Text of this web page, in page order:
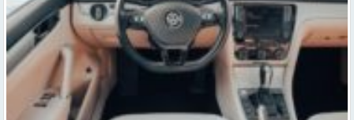
Volkswagen Passat uzturēšana: praktiska pieeja ilgākam
kalpošanas laikam